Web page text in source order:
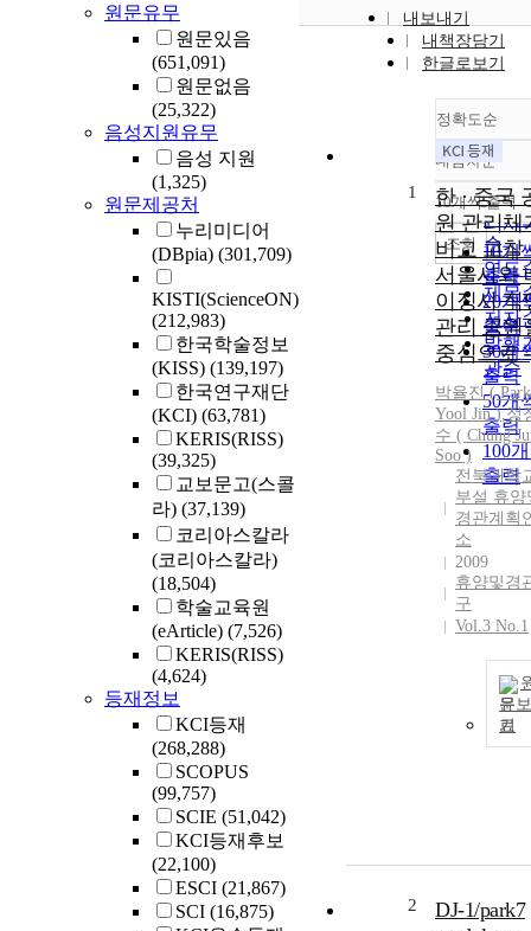
원문유무
원문있음
(651,091)
원문없음
(25,322)
음성지원유무
음성 지원
(1,325)
원문제공처
누리미디어
(DBpia) (301,709)
KISTI(ScienceON)
(212,983)
한국학술정보
(KISS) (139,197)
한국연구재단
(KCI) (63,781)
KERIS(RISS)
(39,325)
교보문고(스콜
라) (37,139)
코리아스칼라
(코리아스칼라)
(18,504)
학술교육원
(eArticle) (7,526)
KERIS(RISS)
(4,624)
등재정보
KCI등재
(268,288)
SCOPUS
(99,757)
SCIE (51,042)
KCI등재후보
(22,100)
ESCI (21,867)
SCI (16,875)
내보내기
내책장담기
한글로보기
정확도순
정확
순
인기
순
연도
제목
저자
발행
관순
내림차순
내림
10개씩 출력
10개
출력
20개
출력
30개
출력
50개
출력
100
출력
조회
1
한 · 중국
원 관리체
비교 고찰
서울시와
이징시 직
관리 공원
중심으로 -
박율진 (Park
Yool Jin ),정
수 ( Chung
Soo )
전북대학
부설 휴양
경관계획
소
2009
휴양및경
구
Vol.3 No.1
문보
기
2
DJ-1/park7